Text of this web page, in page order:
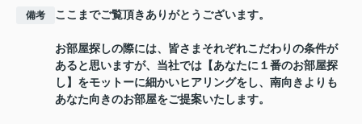
備考 ここまでご覧頂きありがとうございます。
お部屋探しの際には、皆さまそれぞれこだわりの条件が
あると思いますが、当社では【あなたに１番のお部屋探
し】をモットーに細かいヒアリングをし、南向きよりも
あなた向きのお部屋をご提案いたします。